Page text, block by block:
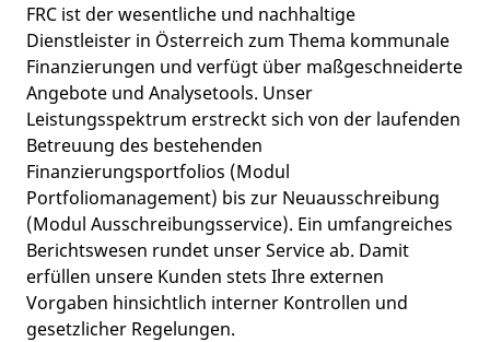
FRC ist der wesentliche und nachhaltige
Dienstleister in Österreich zum Thema kommunale
Finanzierungen und verfügt über maßgeschneiderte
Angebote und Analysetools. Unser
Leistungsspektrum erstreckt sich von der laufenden
Betreuung des bestehenden
Finanzierungsportfolios (Modul
Portfoliomanagement) bis zur Neuausschreibung
(Modul Ausschreibungsservice). Ein umfangreiches
Berichtswesen rundet unser Service ab. Damit
erfüllen unsere Kunden stets Ihre externen
Vorgaben hinsichtlich interner Kontrollen und
gesetzlicher Regelungen.